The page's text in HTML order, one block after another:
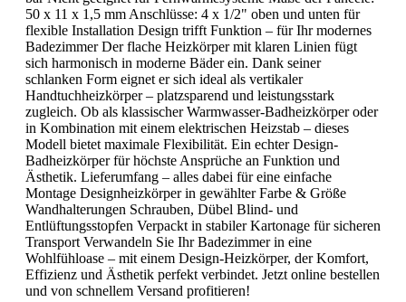
50 x 11 x 1,5 mm Anschlüsse: 4 x 1/2" oben und unten für
flexible Installation Design trifft Funktion – für Ihr modernes
Badezimmer Der flache Heizkörper mit klaren Linien fügt
sich harmonisch in moderne Bäder ein. Dank seiner
schlanken Form eignet er sich ideal als vertikaler
Handtuchheizkörper – platzsparend und leistungsstark
zugleich. Ob als klassischer Warmwasser-Badheizkörper oder
in Kombination mit einem elektrischen Heizstab – dieses
Modell bietet maximale Flexibilität. Ein echter Design-
Badheizkörper für höchste Ansprüche an Funktion und
Ästhetik. Lieferumfang – alles dabei für eine einfache
Montage Designheizkörper in gewählter Farbe & Größe
Wandhalterungen Schrauben, Dübel Blind- und
Entlüftungsstopfen Verpackt in stabiler Kartonage für sicheren
Transport Verwandeln Sie Ihr Badezimmer in eine
Wohlfühloase – mit einem Design-Heizkörper, der Komfort,
Effizienz und Ästhetik perfekt verbindet. Jetzt online bestellen
und von schnellem Versand profitieren!